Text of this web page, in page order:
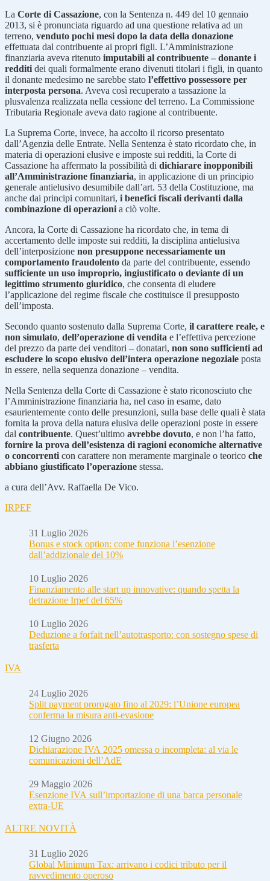
La Corte di Cassazione, con la Sentenza n. 449 del 10 gennaio
2013, si è pronunciata riguardo ad una questione relativa ad un
terreno, venduto pochi mesi dopo la data della donazione
effettuata dal contribuente ai propri figli. L’Amministrazione
finanziaria aveva ritenuto imputabili al contribuente – donante i
redditi dei quali formalmente erano divenuti titolari i figli, in quanto
il donante medesimo ne sarebbe stato l’effettivo possessore per
interposta persona. Aveva così recuperato a tassazione la
plusvalenza realizzata nella cessione del terreno. La Commissione
Tributaria Regionale aveva dato ragione al contribuente.
La Suprema Corte, invece, ha accolto il ricorso presentato
dall’Agenzia delle Entrate. Nella Sentenza è stato ricordato che, in
materia di operazioni elusive e imposte sui redditi, la Corte di
Cassazione ha affermato la possibilità di dichiarare inopponibili
all’Amministrazione finanziaria, in applicazione di un principio
generale antielusivo desumibile dall’art. 53 della Costituzione, ma
anche dai principi comunitari, i benefici fiscali derivanti dalla
combinazione di operazioni a ciò volte.
Ancora, la Corte di Cassazione ha ricordato che, in tema di
accertamento delle imposte sui redditi, la disciplina antielusiva
dell’interposizione non presuppone necessariamente un
comportamento fraudolento da parte del contribuente, essendo
sufficiente un uso improprio, ingiustificato o deviante di un
legittimo strumento giuridico, che consenta di eludere
l’applicazione del regime fiscale che costituisce il presupposto
dell’imposta.
Secondo quanto sostenuto dalla Suprema Corte, il carattere reale, e
non simulato, dell’operazione di vendita e l’effettiva percezione
del prezzo da parte dei venditori – donatari, non sono sufficienti ad
escludere lo scopo elusivo dell’intera operazione negoziale posta
in essere, nella sequenza donazione – vendita.
Nella Sentenza della Corte di Cassazione è stato riconosciuto che
l’Amministrazione finanziaria ha, nel caso in esame, dato
esaurientemente conto delle presunzioni, sulla base delle quali è stata
fornita la prova della natura elusiva delle operazioni poste in essere
dal contribuente. Quest’ultimo avrebbe dovuto, e non l’ha fatto,
fornire la prova dell’esistenza di ragioni economiche alternative
o concorrenti con carattere non meramente marginale o teorico che
abbiano giustificato l’operazione stessa.
a cura dell’Avv. Raffaella De Vico.
IRPEF
31 Luglio 2026
Bonus e stock option: come funziona l’esenzione
dall’addizionale del 10%
10 Luglio 2026
Finanziamento alle start up innovative: quando spetta la
detrazione Irpef del 65%
10 Luglio 2026
Deduzione a forfait nell’autotrasporto: con sostegno spese di
trasferta
IVA
24 Luglio 2026
Split payment prorogato fino al 2029: l’Unione europea
conferma la misura anti-evasione
12 Giugno 2026
Dichiarazione IVA 2025 omessa o incompleta: al via le
comunicazioni dell’AdE
29 Maggio 2026
Esenzione IVA sull’importazione di una barca personale
extra-UE
ALTRE NOVITÀ
31 Luglio 2026
Global Minimum Tax: arrivano i codici tributo per il
ravvedimento operoso